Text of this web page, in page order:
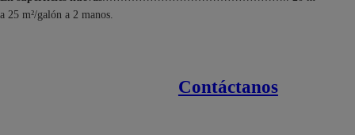
a 25 m²/galón a 2 manos.
Contáctanos